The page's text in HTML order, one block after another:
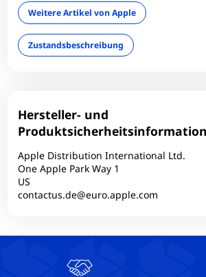
SIM: Single - SIM
Speicher: 64 GB
Technischer Zustand: Einwandfrei
Weitere Artikel von Apple
Zustandsbeschreibung
Hersteller- und
Produktsicherheitsinformation
Apple Distribution International Ltd.
One Apple Park Way 1
US
contactus.de@euro.apple.com